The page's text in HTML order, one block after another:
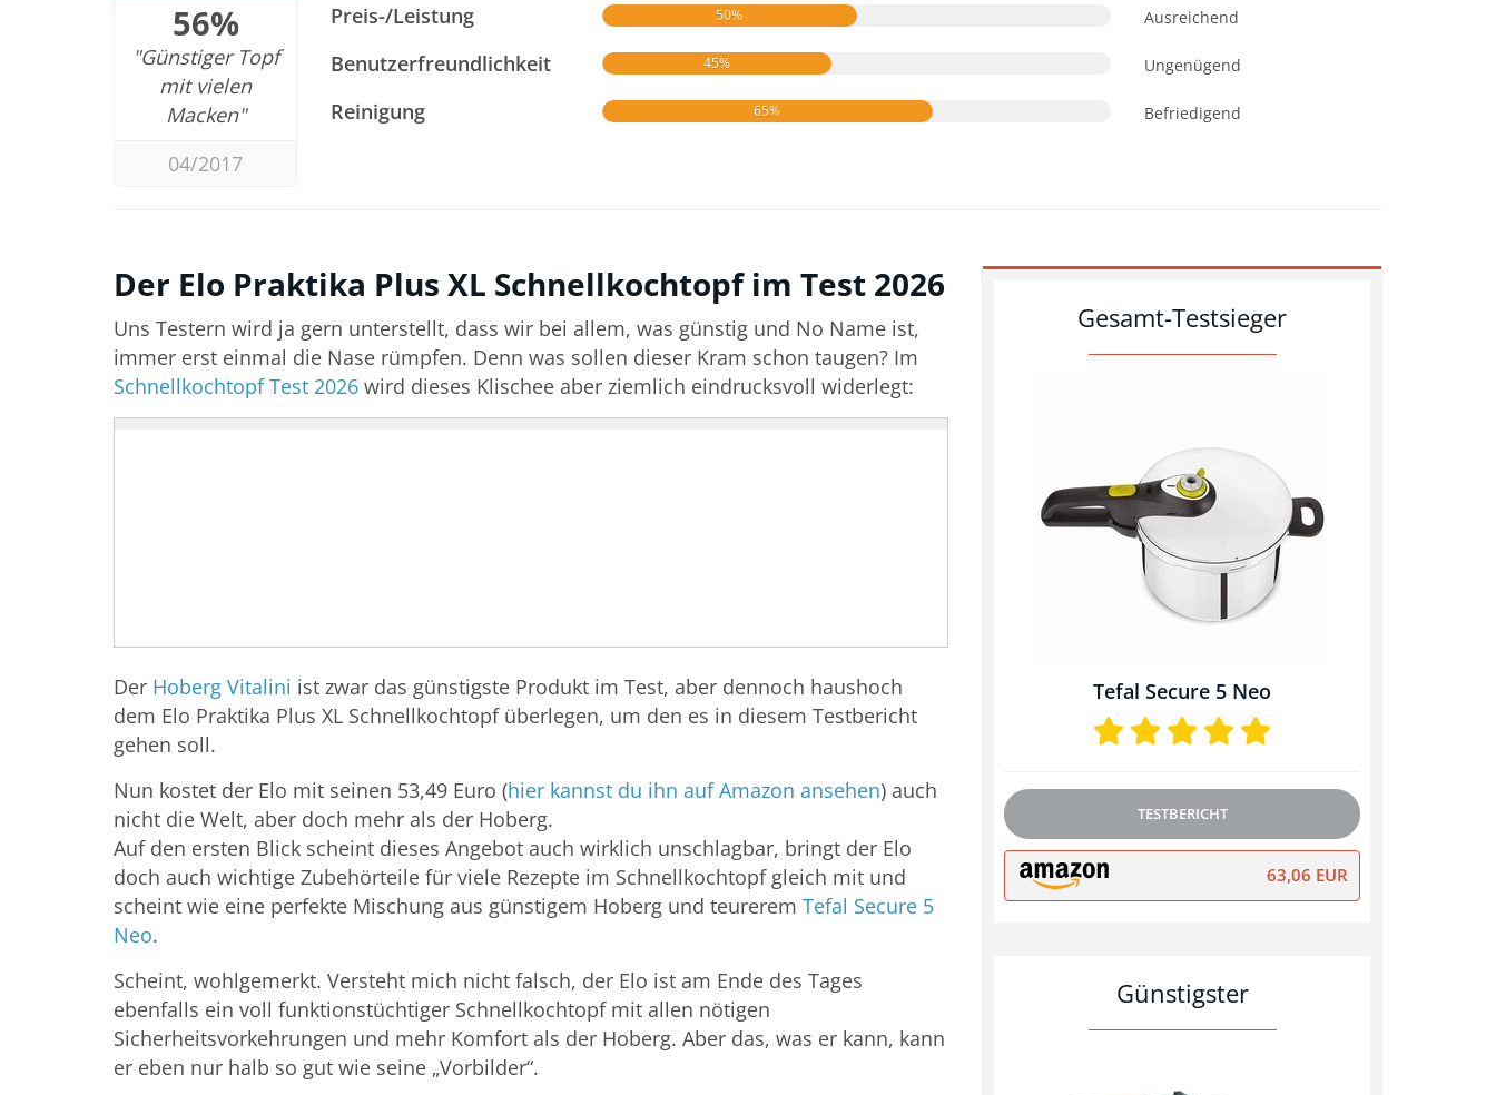
56%
"Günstiger Topf
mit vielen
Macken"
04/2017
Preis-/Leistung 50% Ausreichend
Benutzerfreundlichkeit 45% Ungenügend
Reinigung 65% Befriedigend
Der Elo Praktika Plus XL Schnellkochtopf im Test 2026
Uns Testern wird ja gern unterstellt, dass wir bei allem, was günstig und No Name ist,
immer erst einmal die Nase rümpfen. Denn was sollen dieser Kram schon taugen? Im
Schnellkochtopf Test 2026 wird dieses Klischee aber ziemlich eindrucksvoll widerlegt:
Der Hoberg Vitalini ist zwar das günstigste Produkt im Test, aber dennoch haushoch
dem Elo Praktika Plus XL Schnellkochtopf überlegen, um den es in diesem Testbericht
gehen soll.
Nun kostet der Elo mit seinen 53,49 Euro (hier kannst du ihn auf Amazon ansehen) auch
nicht die Welt, aber doch mehr als der Hoberg.
Auf den ersten Blick scheint dieses Angebot auch wirklich unschlagbar, bringt der Elo
doch auch wichtige Zubehörteile für viele Rezepte im Schnellkochtopf gleich mit und
scheint wie eine perfekte Mischung aus günstigem Hoberg und teurerem Tefal Secure 5
Neo.
Scheint, wohlgemerkt. Versteht mich nicht falsch, der Elo ist am Ende des Tages
ebenfalls ein voll funktionstüchtiger Schnellkochtopf mit allen nötigen
Sicherheitsvorkehrungen und mehr Komfort als der Hoberg. Aber das, was er kann, kann
er eben nur halb so gut wie seine „Vorbilder“.
Gesamt-Testsieger
Tefal Secure 5 Neo
TESTBERICHT
63,06 EUR
Günstigster